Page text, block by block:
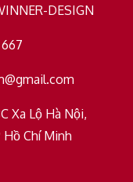
DESIGN
Xa Lộ Hà Nội,
Chí Minh